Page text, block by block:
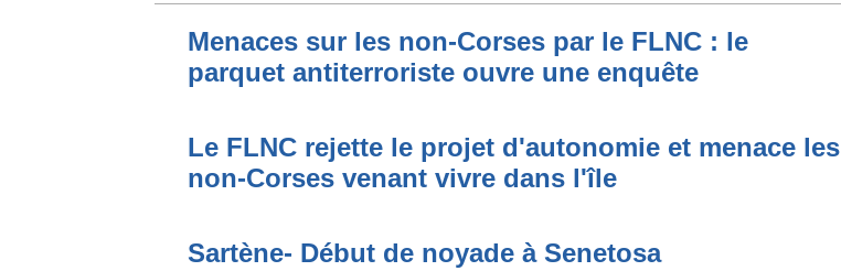
Menaces sur les non-Corses par le FLNC : le
parquet antiterroriste ouvre une enquête
Le FLNC rejette le projet d'autonomie et menace les
non-Corses venant vivre dans l'île
Sartène- Début de noyade à Senetosa